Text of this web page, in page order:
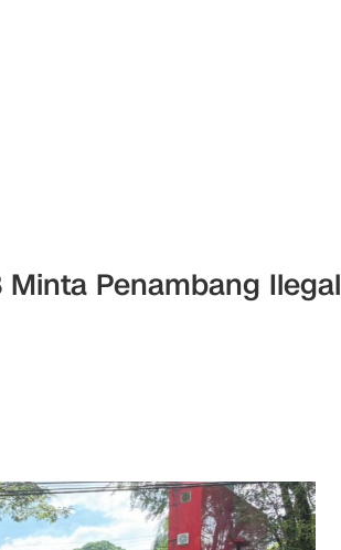
Minta Penambang Ilegal